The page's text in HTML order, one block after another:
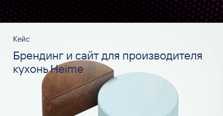
Кейс
Брендинг и сайт для производителя
кухонь Heime